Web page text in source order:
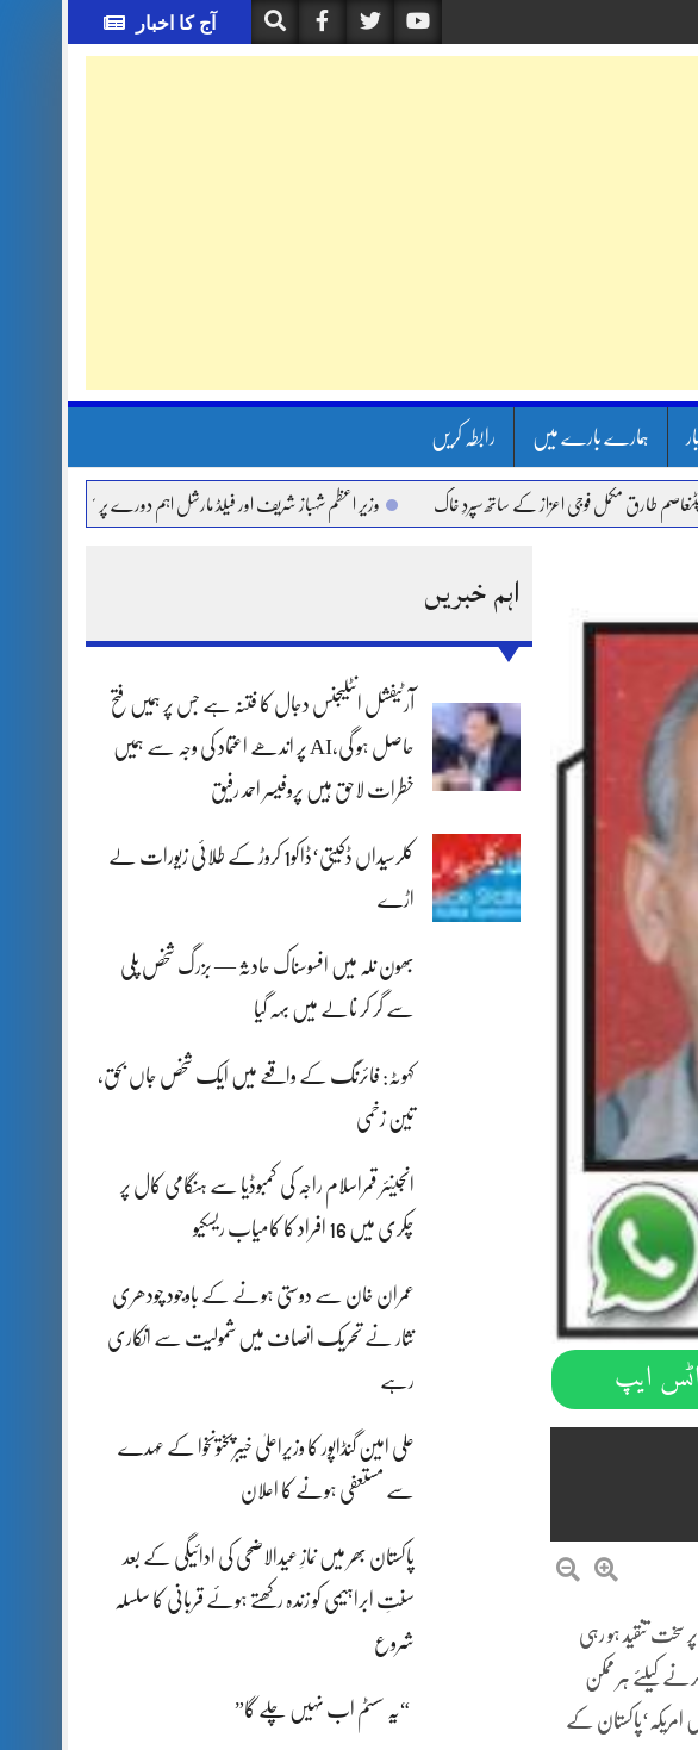
آج کا اخبار
ہمارے بارے میں رابطہ کریں
فوجی اعزاز کے ساتھ سپردِ خاک وزیر اعظم شہباز شریف اور فیلڈ مارشل اہم دورے پر سعودی عرب روانہ
اہم خبریں
آرٹیفشل انٹلیجنس دجال کا فتنہ ہے جس پر ہمیں فتح
حاصل ہو گی،AI پر اندھے اعتماد کی وجہ سے ہمیں
خطرات لاحق ہیں پروفیسر احمد رفیق
کلرسیداں ڈکیتی‘ڈاکو1 کروڑ کے طلائی زیورات لے
اڑے
بھون نلہ میں افسوسناک حادثہ — بزرگ شخص پلی
سے گر کر نالے میں بہہ گیا
کہوٹہ: فائرنگ کے واقعے میں ایک شخص جاں بحق،
تین زخمی
انجینئر قمراسلام راجہ کی کمبوڈیا سے ہنگامی کال پر
چکری میں 16 افراد کا کامیاب ریسکیو
عمران خان سے دوستی ہونے کے باوجود چودھری
نثار نے تحریک انصاف میں شمولیت سے انکاری
رہے
علی امین گنڈاپور کا وزیراعلیٰ خیبرپختونخوا کے عہدے
سے مستعفی ہونے کا اعلان
پاکستان بھر میں نمازِ عیدالاضحی کی ادائیگی کے بعد
سنتِ ابراہیمی کو زندہ رکھتے ہوئے قربانی کا سلسلہ
شروع
“یہ سسٹم اب نہیں چلے گا”
ایپ
تنقید ہو رہی
کیلئے ہر ممکن
امریکہ‘پاکستان کے